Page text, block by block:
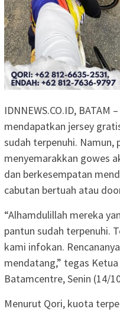
IDNNEWS.CO.ID,
mendapatkan jersey
sudah terpenuhi. Namun,
menyemarakkan gowes
dan berkesempatan
cabutan bertuah atau
“Alhamdulillah mereka
pantun sudah terpenuhi.
kami infokan.
mendatang,” tegas
Batamcentre, Senin (14/
Menurut Qori, kuota